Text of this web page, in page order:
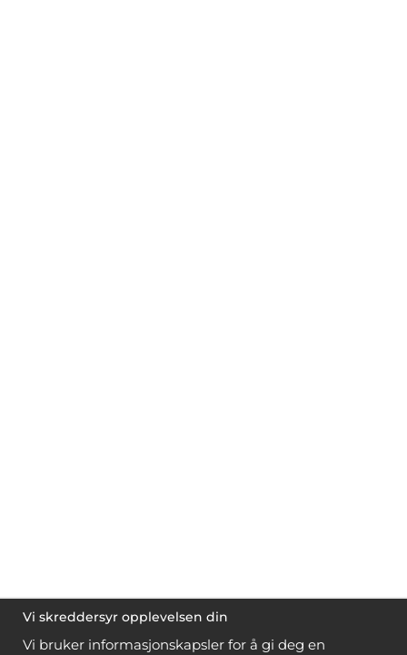
Vi skreddersyr opplevelsen din
Vi bruker informasjonskapsler for å gi deg en